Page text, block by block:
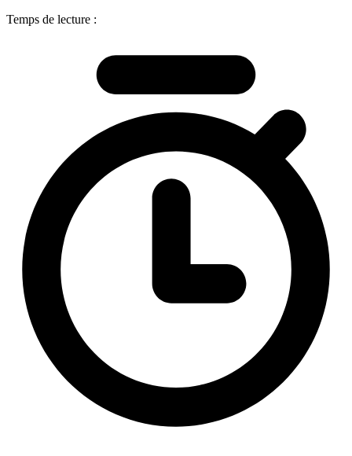
Temps de lecture :